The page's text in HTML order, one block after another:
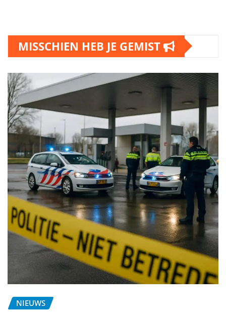
MISSCHIEN HEB JE GEMIST
NIEUWS